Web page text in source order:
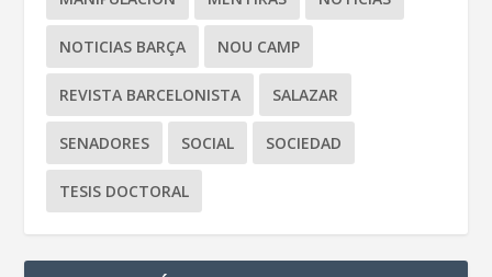
NOTICIAS BARÇA NOU CAMP
REVISTA BARCELONISTA SALAZAR
SENADORES SOCIAL SOCIEDAD
TESIS DOCTORAL